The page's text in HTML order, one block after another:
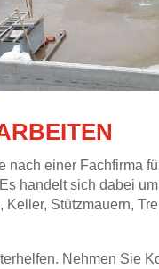
nach einer Fachfirma
Es handelt sich dabei
Keller, Stützmauern,
Nehmen Sie